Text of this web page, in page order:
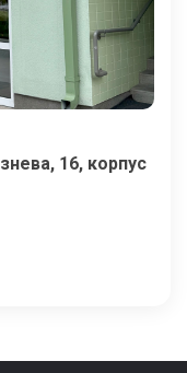
16, корпус